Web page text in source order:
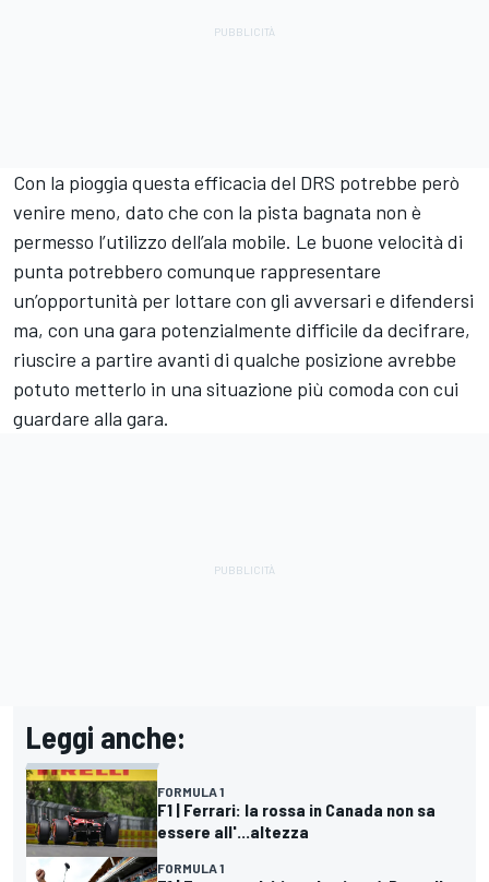
Con la pioggia questa efficacia del DRS potrebbe però
venire meno, dato che con la pista bagnata non è
permesso l’utilizzo dell’ala mobile. Le buone velocità di
punta potrebbero comunque rappresentare
un’opportunità per lottare con gli avversari e difendersi
ma, con una gara potenzialmente difficile da decifrare,
riuscire a partire avanti di qualche posizione avrebbe
potuto metterlo in una situazione più comoda con cui
guardare alla gara.
Leggi anche:
FORMULA 1
F1 | Ferrari: la rossa in Canada non sa
essere all'...altezza
FORMULA 1